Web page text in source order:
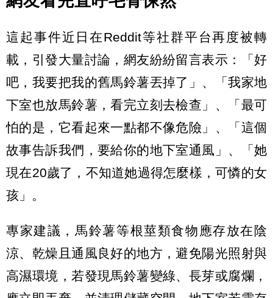
這起事件近日在Reddit等社群平台再度被轉
載，引發大量討論，網友紛紛留言表示：「好
吧，我要把我的舊馬鈴薯丟掉了」、「我家地
下室也放馬鈴薯，看完立刻去檢查」、「最可
怕的是，它看起來一點都不像危險」、「這個
故事告訴我們，要給你的地下室通風」、「她
現在20歲了，不知道她過得怎麼樣，可憐的女
孩」。
專家建議，馬鈴薯等根莖類食物應存放在陰
涼、乾燥且通風良好的地方，避免陽光照射與
高濕環境，若發現馬鈴薯變綠、長芽或腐爛，